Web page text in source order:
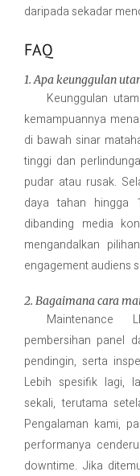
daripada sekadar
FAQ
1. Apa keunggulan
Keunggulan
kemampuannya
di bawah sinar
tinggi dan
pudar atau rusak.
daya tahan hingga
dibanding media
mengandalkan
engagement audiens
2. Bagaimana cara
Maintenance
pembersihan panel
pendingin, serta
Lebih spesifik lagi,
sekali, terutama
Pengalaman kami,
performanya
downtime. Jika